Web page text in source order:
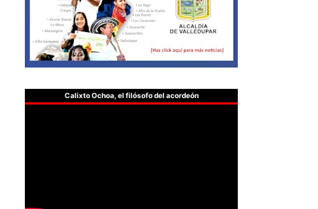
Calixto Ochoa, el filósofo del acordeón